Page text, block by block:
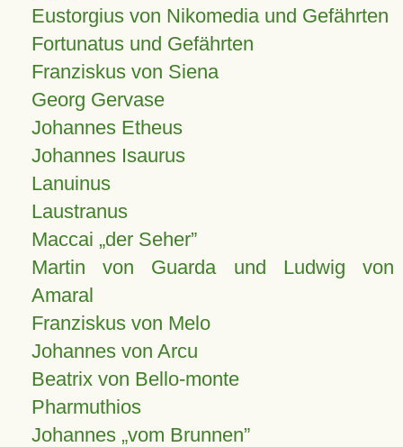
Eustorgius von Nikomedia und Gefährten
Fortunatus und Gefährten
Franziskus von Siena
Georg Gervase
Johannes Etheus
Johannes Isaurus
Lanuinus
Laustranus
Maccai „der Seher”
Martin von Guarda und Ludwig von
Amaral
Franziskus von Melo
Johannes von Arcu
Beatrix von Bello-monte
Pharmuthios
Johannes vom Brunnen